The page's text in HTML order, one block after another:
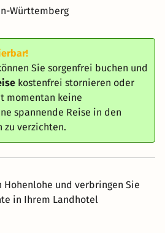
Württemberg
Sie sorgenfrei buchen und
kostenfrei stornieren oder
momentan keine
spannende Reise in den
zu verzichten.
Hohenlohe und verbringen Sie
in Ihrem Landhotel